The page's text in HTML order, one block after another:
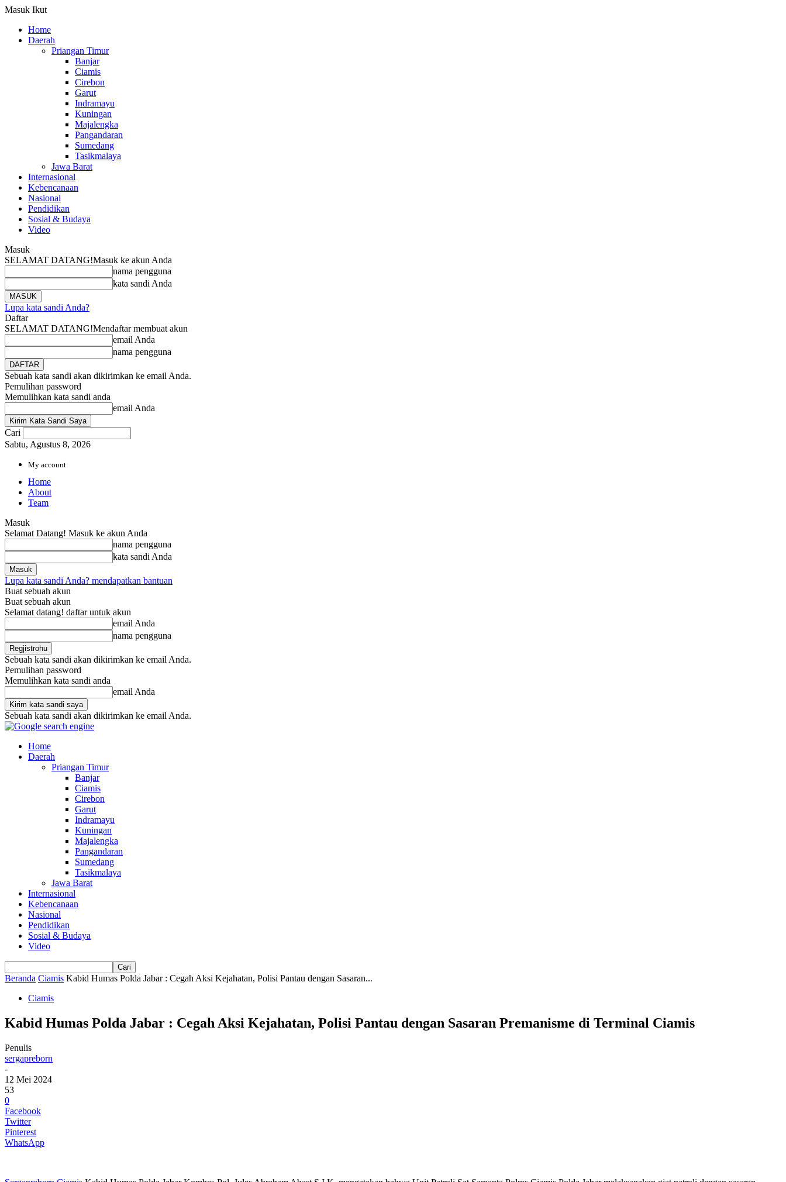
Masuk Ikut
Home
Daerah
Priangan Timur
Banjar
Ciamis
Cirebon
Garut
Indramayu
Kuningan
Majalengka
Pangandaran
Sumedang
Tasikmalaya
Jawa Barat
Internasional
Kebencanaan
Nasional
Pendidikan
Sosial & Budaya
Video
Masuk
SELAMAT DATANG!Masuk ke akun Anda
nama pengguna
kata sandi Anda
Lupa kata sandi Anda?
Daftar
SELAMAT DATANG!Mendaftar membuat akun
email Anda
nama pengguna
Sebuah kata sandi akan dikirimkan ke email Anda.
Pemulihan password
Memulihkan kata sandi anda
email Anda
Cari
Sabtu, Agustus 8, 2026
My account
Home
About
Team
Masuk
Selamat Datang! Masuk ke akun Anda
nama pengguna
kata sandi Anda
Lupa kata sandi Anda? mendapatkan bantuan
Buat sebuah akun
Buat sebuah akun
Selamat datang! daftar untuk akun
email Anda
nama pengguna
Sebuah kata sandi akan dikirimkan ke email Anda.
Pemulihan password
Memulihkan kata sandi anda
email Anda
Sebuah kata sandi akan dikirimkan ke email Anda.
Home
Daerah
Priangan Timur
Banjar
Ciamis
Cirebon
Garut
Indramayu
Kuningan
Majalengka
Pangandaran
Sumedang
Tasikmalaya
Jawa Barat
Internasional
Kebencanaan
Nasional
Pendidikan
Sosial & Budaya
Video
Beranda Ciamis Kabid Humas Polda Jabar : Cegah Aksi Kejahatan, Polisi Pantau dengan Sasaran...
Ciamis
Kabid Humas Polda Jabar : Cegah Aksi Kejahatan, Polisi Pantau dengan Sasaran Premanisme di Terminal Ciamis
Penulis
sergapreborn
-
12 Mei 2024
53
0
Facebook
Twitter
Pinterest
WhatsApp